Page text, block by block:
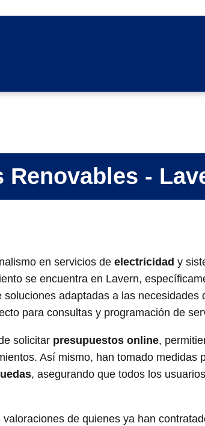
Renovables -
en servicios de electricidad y
se encuentra en Lavern,
adaptadas a las necesidades
para consultas y programación de
solicitar presupuestos online,
Así mismo, han tomado medidas
, asegurando que todos los
de quienes ya han